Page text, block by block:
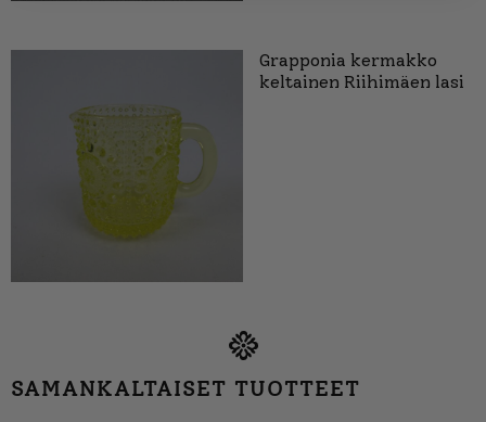
Grapponia kermakko
keltainen Riihimäen lasi
SAMANKALTAISET TUOTTEET